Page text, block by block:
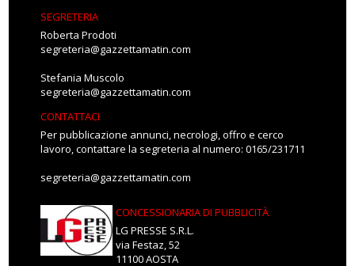
SEGRETERIA
Roberta Prodoti
segreteria@gazzettamatin.com
Stefania Muscolo
segreteria@gazzettamatin.com
CONTATTACI
Per pubblicazione annunci, necrologi, offro e cerco
lavoro, contattare la segreteria al numero: 0165/231711
segreteria@gazzettamatin.com
CONCESSIONARIA DI PUBBLICITÀ
LG PRESSE S.R.L.
via Festaz, 52
11100 AOSTA